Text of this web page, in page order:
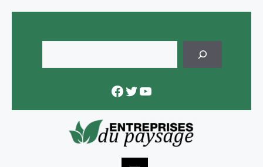
content
Facebook
Twitter
YouTube